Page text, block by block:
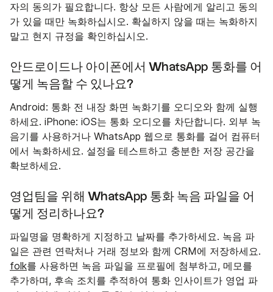
자의 동의가 필요합니다. 항상 모든 사람에게 알리고 동의
가 있을 때만 녹화하십시오. 확실하지 않을 때는 녹화하지
말고 현지 규정을 확인하십시오.
안드로이드나 아이폰에서 WhatsApp 통화를 어
떻게 녹음할 수 있나요?
Android: 통화 전 내장 화면 녹화기를 오디오와 함께 실행
하세요. iPhone: iOS는 통화 오디오를 차단합니다. 외부 녹
음기를 사용하거나 WhatsApp 웹으로 통화를 걸어 컴퓨터
에서 녹화하세요. 설정을 테스트하고 충분한 저장 공간을
확보하세요.
영업팀을 위해 WhatsApp 통화 녹음 파일을 어
떻게 정리하나요?
파일명을 명확하게 지정하고 날짜를 추가하세요. 녹음 파
일은 관련 연락처나 거래 정보와 함께 CRM에 저장하세요.
folk를 사용하면 녹음 파일을 프로필에 첨부하고, 메모를
추가하며, 후속 조치를 추적하여 통화 인사이트가 영업 파